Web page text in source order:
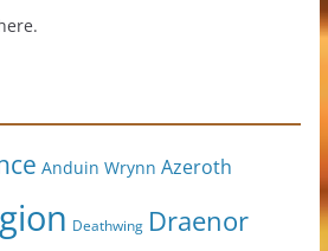
Anduin Wrynn Azeroth
Deathwing Draenor